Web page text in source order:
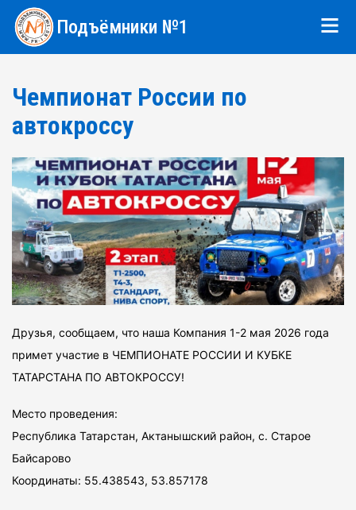
Подъёмники №1
Чемпионат России по
автокроссу
Друзья, сообщаем, что наша Компания 1-2 мая 2026 года
примет участие в ЧЕМПИОНАТЕ РОССИИ И КУБКЕ
ТАТАРСТАНА ПО АВТОКРОССУ!
Место проведения:
Республика Татарстан, Актанышский район, с. Старое
Байсарово
Координаты: 55.438543, 53.857178